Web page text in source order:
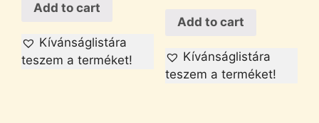
Add to cart
Kívánságlistára
teszem a terméket!
Add to cart
Kívánságlistára
teszem a terméket!